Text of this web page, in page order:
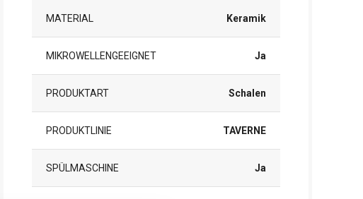
MATERIAL Keramik
MIKROWELLENGEEIGNET Ja
PRODUKTART Schalen
PRODUKTLINIE TAVERNE
SPÜLMASCHINE Ja